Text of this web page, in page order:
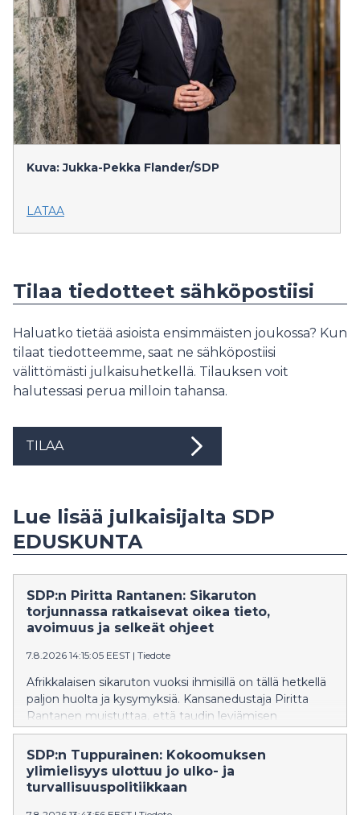
Kuva: Jukka-Pekka Flander/SDP
LATAA
Tilaa tiedotteet sähköpostiisi
Haluatko tietää asioista ensimmäisten joukossa? Kun
tilaat tiedotteemme, saat ne sähköpostiisi
välittömästi julkaisuhetkellä. Tilauksen voit
halutessasi perua milloin tahansa.
TILAA
Lue lisää julkaisijalta SDP
EDUSKUNTA
SDP:n Piritta Rantanen: Sikaruton
torjunnassa ratkaisevat oikea tieto,
avoimuus ja selkeät ohjeet
7.8.2026 14:15:05 EEST | Tiedote
Afrikkalaisen sikaruton vuoksi ihmisillä on tällä hetkellä
paljon huolta ja kysymyksiä. Kansanedustaja Piritta
Rantanen muistuttaa, että taudin leviämisen
estäminen onnistuu vain, jos ihmisillä on käytössään
oikeaa ja ajantasaista tietoa sekä selkeät
toimintaohjeet.
SDP:n Tuppurainen: Kokoomuksen
ylimielisyys ulottuu jo ulko- ja
turvallisuuspolitiikkaan